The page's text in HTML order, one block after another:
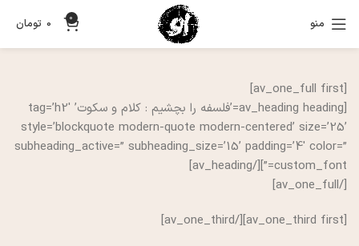
منو 0
0 تومان
[av_one_full first]
[av_heading heading=’فلسفه را بچشیم : کلام و سکوت’ tag=’h2′
style=’blockquote modern-quote modern-centered’ size=’25’
subheading_active=” subheading_size=’15’ padding=’4′ color=”
custom_font=”][/av_heading]
[/av_one_full]
[av_one_third first][/av_one_third]